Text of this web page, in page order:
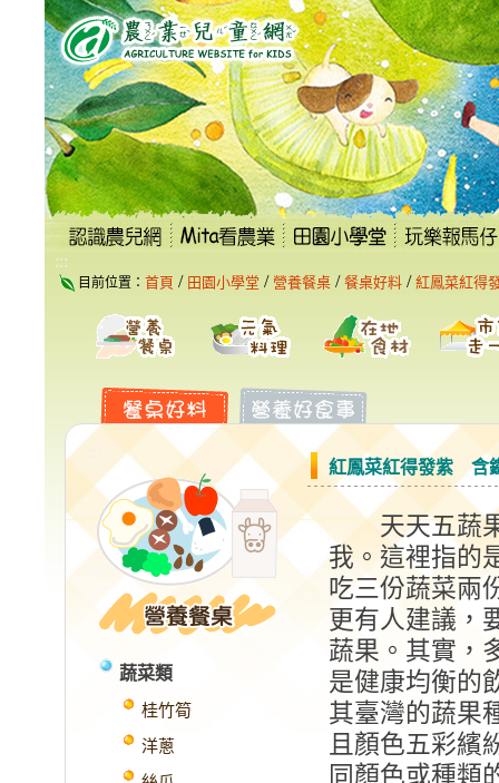
跳
到
主
要
內
容
區
塊
:::
目前位置： 首頁 / 田園小學堂 / 營養餐桌 / 餐桌好料 / 紅鳳菜紅得
蔬菜類
桂竹筍
洋蔥
紅鳳菜紅得發紫 含
天天五蔬果
我。這裡指的
吃三份蔬菜兩
更有人建議，
蔬果。其實，
是健康均衡的
其臺灣的蔬果
且顏色五彩繽
同顏色或種類